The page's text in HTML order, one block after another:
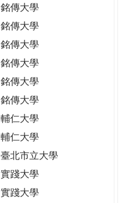
銘傳大學
銘傳大學
銘傳大學
銘傳大學
銘傳大學
銘傳大學
輔仁大學
輔仁大學
臺北市立大學
實踐大學
實踐大學